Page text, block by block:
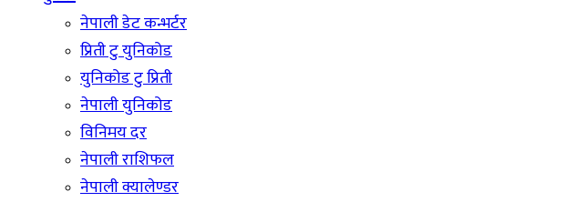
नेपाली डेट कन्भर्टर
प्रिती टु युनिकोड
युनिकोड टु प्रिती
नेपाली युनिकोड
विनिमय दर
नेपाली राशिफल
नेपाली क्यालेण्डर